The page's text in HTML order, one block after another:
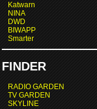
Katwarn
NINA
DWD
BIWAPP
Smarter
FINDER
RADIO GARDEN
TV GARDEN
SKYLINE